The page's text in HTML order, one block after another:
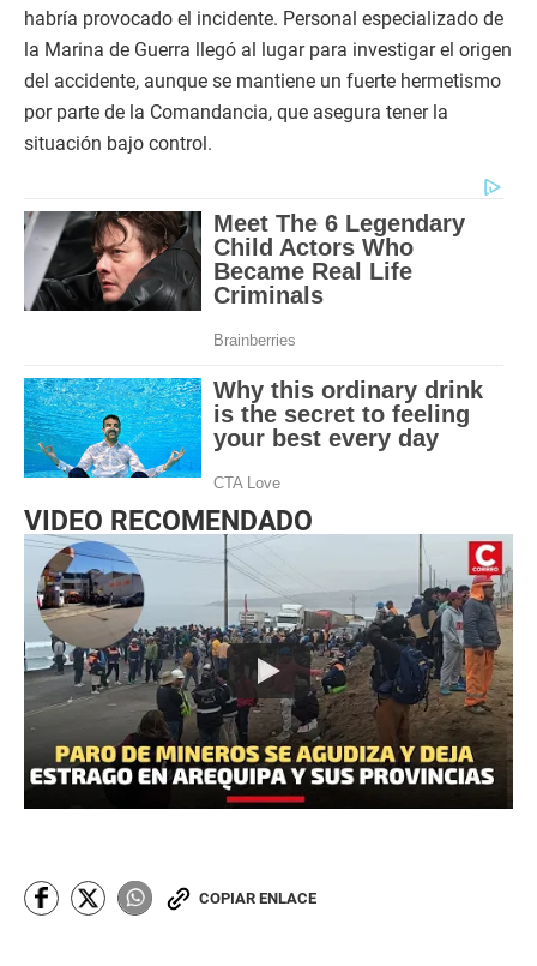
habría provocado el incidente. Personal especializado de
la Marina de Guerra llegó al lugar para investigar el origen
del accidente, aunque se mantiene un fuerte hermetismo
por parte de la Comandancia, que asegura tener la
situación bajo control.
VIDEO RECOMENDADO
COPIAR ENLACE